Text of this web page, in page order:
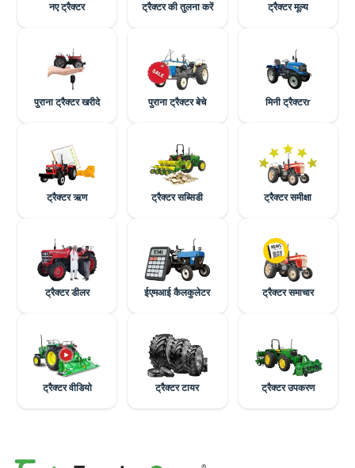
नए ट्रैक्टर ट्रैक्टर की तुलना करें ट्रैक्टर मूल्य
पुराना ट्रैक्टर खरीदे पुराना ट्रैक्टर बेचे मिनी ट्रैक्टरr
ट्रैक्टर ऋण ट्रैक्टर सब्सिडी ट्रैक्टर समीक्षा
ट्रैक्टर डीलर ईएमआई कैलकुलेटर ट्रैक्टर समाचार
ट्रैक्टर वीडियो ट्रैक्टर टायर ट्रैक्टर उपकरण